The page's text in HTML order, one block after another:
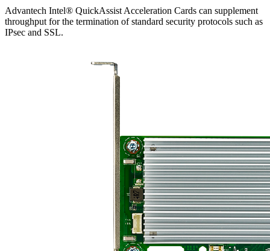
Advantech Intel® QuickAssist Acceleration Cards can supplement
throughput for the termination of standard security protocols such as
IPsec and SSL.